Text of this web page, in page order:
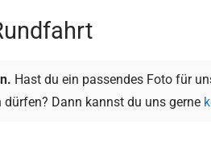
Hast du ein passendes Foto für
dürfen? Dann kannst du uns gerne